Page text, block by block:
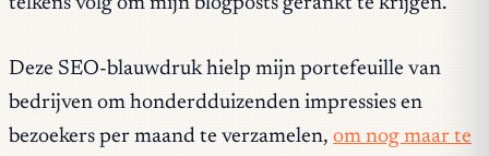
Deze SEO-blauwdruk hielp mijn portefeuille van
bedrijven om honderdduizenden impressies en
bezoekers per maand te verzamelen, om nog maar te